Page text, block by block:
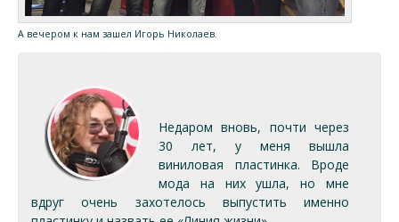
А вечером к нам зашел Игорь Николаев.
Недаром вновь, почти через
30 лет, у меня вышла
виниловая пластинка. Вроде
мода на них ушла, но мне
вдруг очень захотелось выпустить именно